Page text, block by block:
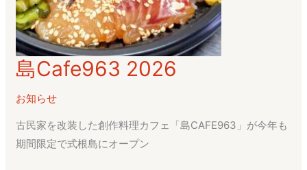
島Cafe963 2026
お知らせ
古民家を改装した創作料理カフェ「島CAFE963」が今年も
期間限定で式根島にオープン
島
2026